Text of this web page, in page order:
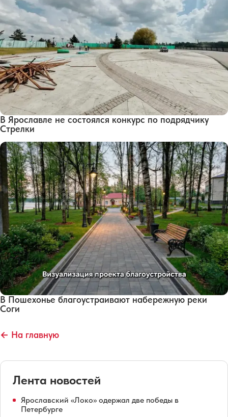
В Ярославле не состоялся конкурс по подрядчику
Стрелки
В Пошехонье благоустраивают набережную реки
Соги
← На главную
Лента новостей
Ярославский «Локо» одержал две победы в
Петербурге